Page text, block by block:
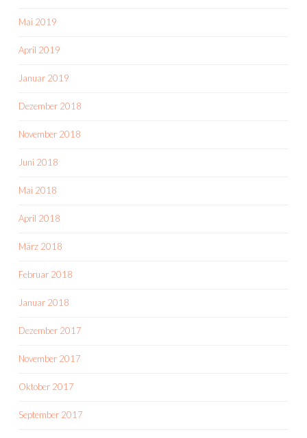
Mai 2019
April 2019
Januar 2019
Dezember 2018
November 2018
Juni 2018
Mai 2018
April 2018
März 2018
Februar 2018
Januar 2018
Dezember 2017
November 2017
Oktober 2017
September 2017